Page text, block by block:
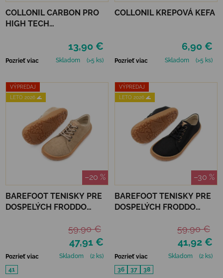
COLLONIL CARBON PRO
HIGH TECH
13,90 €
Pozrieť viac Skladom (>5 ks)
COLLONIL KREPOVÁ KEFA
6,90 €
Pozrieť viac Skladom (>5 ks)
VÝPREDAJ
LETO 2026 🌊
–20 %
BAREFOOT TENISKY PRE
DOSPELÝCH FRODDO
47,91 €
59,90 €
Pozrieť viac Skladom
(2 ks)
41
VÝPREDAJ
LETO 2026 🌊
–30 %
BAREFOOT TENISKY PRE
DOSPELÝCH FRODDO
41,92 €
59,90 €
Pozrieť viac Skladom
(2 ks)
36
37 38